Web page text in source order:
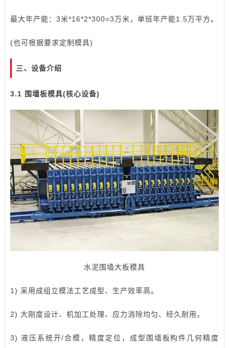
最大年产能：3米*16*2*300=3万米，单班年产能1.5万平方。
(也可根据要求定制模具)
三、设备介绍
3.1 围墙板模具(核心设备)
水泥围墙大板模具
1) 采用成组立模法工艺成型、生产效率高。
2) 大刚度设计、机加工处理、应力消除均匀、经久耐用。
3) 液压系统开/合模，精度定位，成型围墙板构件几何精度